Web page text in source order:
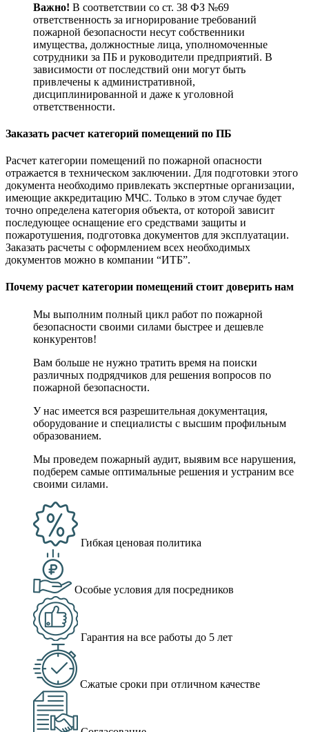
Важно! В соответствии со ст. 38 ФЗ №69
ответственность за игнорирование требований
пожарной безопасности несут собственники
имущества, должностные лица, уполномоченные
сотрудники за ПБ и руководители предприятий. В
зависимости от последствий они могут быть
привлечены к административной,
дисциплинированной и даже к уголовной
ответственности.
Заказать расчет категорий помещений по ПБ
Расчет категории помещений по пожарной опасности
отражается в техническом заключении. Для подготовки этого
документа необходимо привлекать экспертные организации,
имеющие аккредитацию МЧС. Только в этом случае будет
точно определена категория объекта, от которой зависит
последующее оснащение его средствами защиты и
пожаротушения, подготовка документов для эксплуатации.
Заказать расчеты с оформлением всех необходимых
документов можно в компании “ИТБ”.
Почему расчет категории помещений стоит доверить нам
Мы выполним полный цикл работ по пожарной
безопасности своими силами быстрее и дешевле
конкурентов!
Вам больше не нужно тратить время на поиски
различных подрядчиков для решения вопросов по
пожарной безопасности.
У нас имеется вся разрешительная документация,
оборудование и специалисты с высшим профильным
образованием.
Мы проведем пожарный аудит, выявим все нарушения,
подберем самые оптимальные решения и устраним все
своими силами.
Гибкая ценовая политика
Особые условия для посредников
Гарантия на все работы до 5 лет
Сжатые сроки при отличном качестве